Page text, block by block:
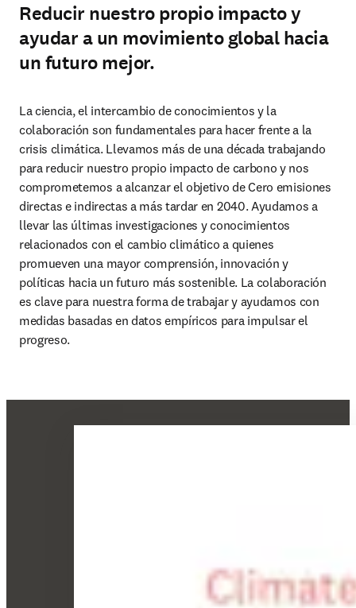
Reducir nuestro propio impacto y
ayudar a un movimiento global hacia
un futuro mejor.
La ciencia, el intercambio de conocimientos y la
colaboración son fundamentales para hacer frente a la
crisis climática. Llevamos más de una década trabajando
para reducir nuestro propio impacto de carbono y nos
comprometemos a alcanzar el objetivo de Cero emisiones
directas e indirectas a más tardar en 2040. Ayudamos a
llevar las últimas investigaciones y conocimientos
relacionados con el cambio climático a quienes
promueven una mayor comprensión, innovación y
políticas hacia un futuro más sostenible. La colaboración
es clave para nuestra forma de trabajar y ayudamos con
medidas basadas en datos empíricos para impulsar el
progreso.